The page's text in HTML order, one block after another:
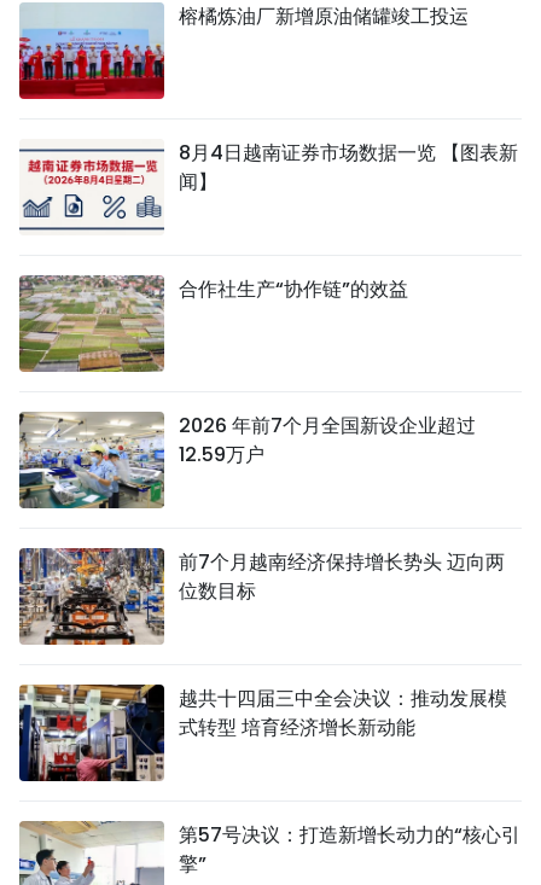
榕橘炼油厂新增原油储罐竣工投运
8月4日越南证券市场数据一览 【图表新
闻】
合作社生产“协作链”的效益
2026 年前7个月全国新设企业超过
12.59万户
前7个月越南经济保持增长势头 迈向两
位数目标
越共十四届三中全会决议：推动发展模
式转型 培育经济增长新动能
第57号决议：打造新增长动力的“核心引
擎”